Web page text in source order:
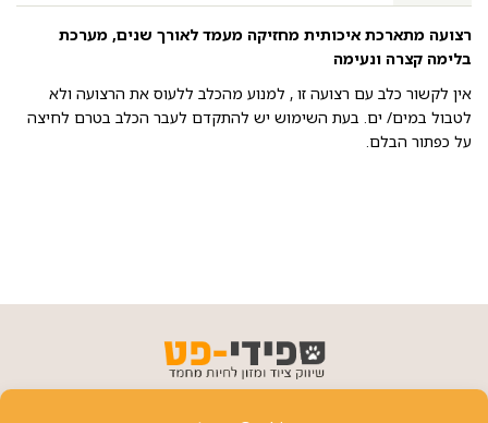
רצועה מתארכת איכותית מחזיקה מעמד לאורך שנים, מערכת
בלימה קצרה ונעימה
אין לקשור כלב עם רצועה זו , למנוע מהכלב ללעוס את הרצועה ולא
לטבול במים/ ים. בעת השימוש יש להתקדם לעבר הכלב בטרם לחיצה
על כפתור הבלם.